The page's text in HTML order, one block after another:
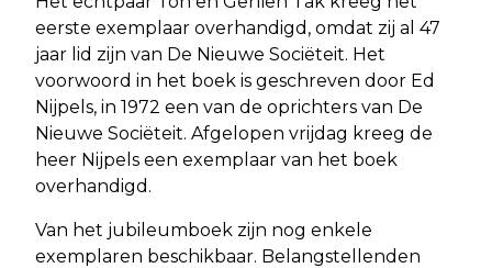
eerste exemplaar overhandigd, omdat zij al 47
jaar lid zijn van De Nieuwe Sociëteit. Het
voorwoord in het boek is geschreven door Ed
Nijpels, in 1972 een van de oprichters van De
Nieuwe Sociëteit. Afgelopen vrijdag kreeg de
heer Nijpels een exemplaar van het boek
overhandigd.
Van het jubileumboek zijn nog enkele
exemplaren beschikbaar. Belangstellenden